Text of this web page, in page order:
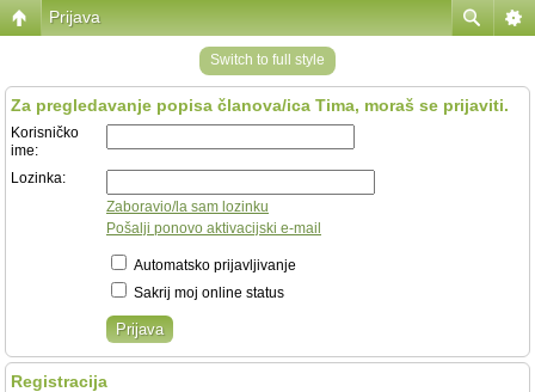
Prijava
Switch to full style
Za pregledavanje popisa članova/ica Tima, moraš se prijaviti.
Korisničko
ime:
Lozinka:
Zaboravio/la sam lozinku
Pošalji ponovo aktivacijski e-mail
Automatsko prijavljivanje
Sakrij moj online status
Registracija